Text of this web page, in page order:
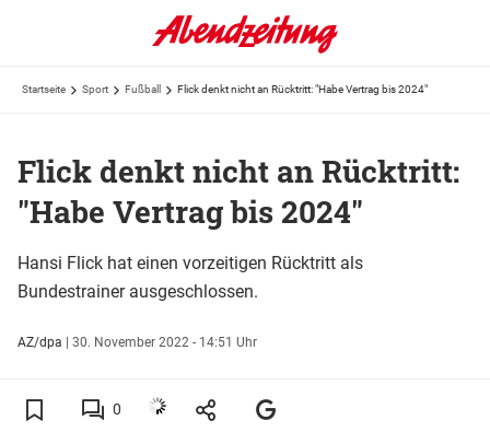
Startseite Sport Fußball Flick denkt nicht an Rücktritt: "Habe Vertrag bis 2024"
Flick denkt nicht an Rücktritt:
"Habe Vertrag bis 2024"
Hansi Flick hat einen vorzeitigen Rücktritt als
Bundestrainer ausgeschlossen.
AZ/dpa | 30. November 2022 - 14:51 Uhr
0